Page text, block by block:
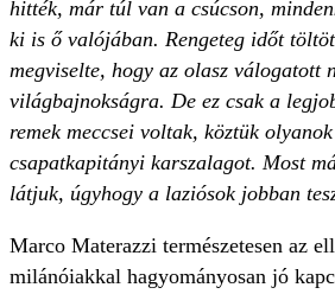
hitték, már túl van a csúcson,
ki is ő valójában. Rengeteg időt
megviselte, hogy az olasz válogatott
világbajnokságra. De ez csak a
remek meccsei voltak, köztük
csapatkapitányi karszalagot. Most
látjuk, úgyhogy a laziósok jobban
Marco Materazzi természetesen az
milánóiakkal hagyományosan jó